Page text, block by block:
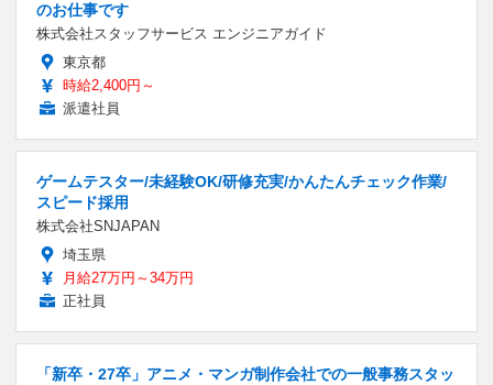
のお仕事です
株式会社スタッフサービス エンジニアガイド
東京都
時給2,400円～
派遣社員
ゲームテスター/未経験OK/研修充実/かんたんチェック作業/
スピード採用
株式会社SNJAPAN
埼玉県
月給27万円～34万円
正社員
「新卒・27卒」アニメ・マンガ制作会社での一般事務スタッ